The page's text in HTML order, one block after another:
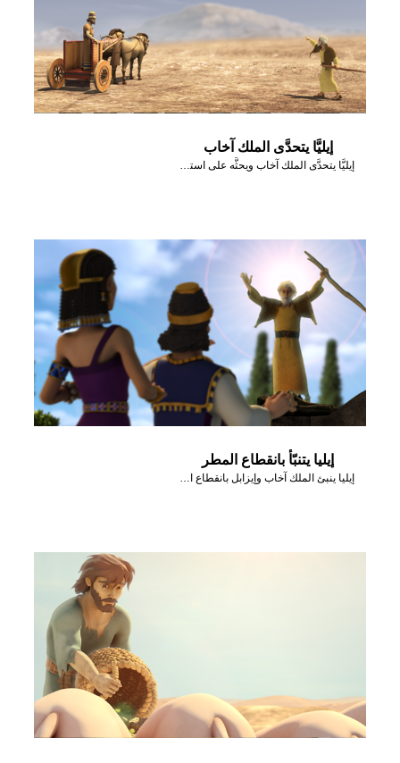
إيليَّا يتحدَّى الملك آخاب
إيليَّا يتحدَّى الملك آخاب ويحثَّه على استدعاء أنبياء البعل.
إيليا يتنبّأ بانقطاع المطر